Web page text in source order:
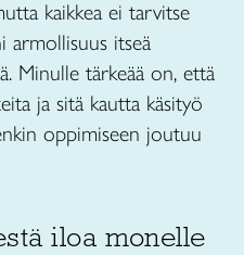
kaikkea ei tarvitse
armollisuus itseä
Minulle tärkeää on, että
ja sitä kautta käsityö
oppimiseen joutuu
iloa monelle